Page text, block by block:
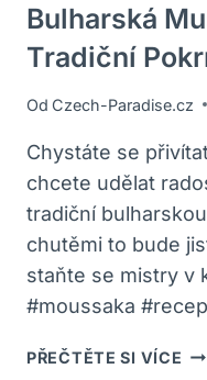
Bulharská
Tradiční
Od Czech-Paradise.cz
Chystáte se
chcete udělat
tradiční
chutěmi to bude
staňte se mistry
#moussaka
PŘEČTĚTE SI VÍCE